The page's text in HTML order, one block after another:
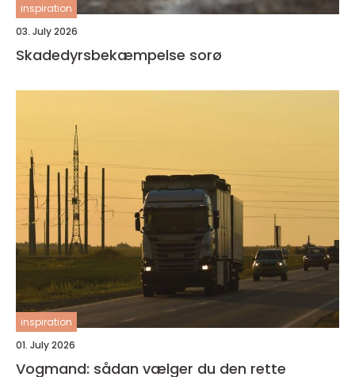
inspiration
03. July 2026
Skadedyrsbekæmpelse sorø
inspiration
01. July 2026
Vogmand: sådan vælger du den rette